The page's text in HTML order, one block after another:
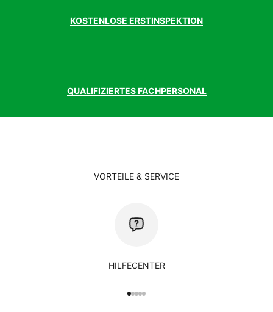
KOSTENLOSE ERSTINSPEKTION
QUALIFIZIERTES FACHPERSONAL
VORTEILE & SERVICE
HILFECENTER